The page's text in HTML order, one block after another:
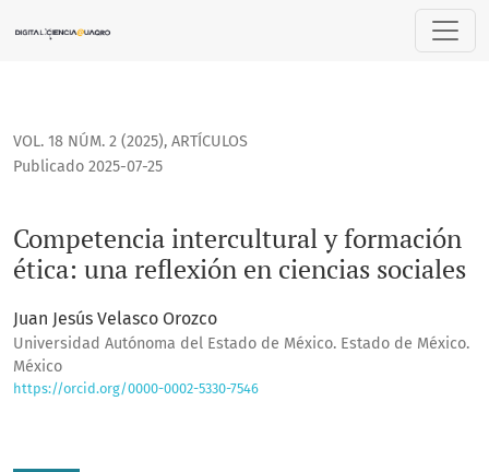
Competencia intercultural y formación ética: una reflexión
VOL. 18 NÚM. 2 (2025), ARTÍCULOS
Competencia intercultural y formación
ética: una reflexión en ciencias sociales
Publicado 2025-07-25
Juan Jesús Velasco Orozco
Universidad Autónoma del Estado de México. Estado de México.
México
https://orcid.org/0000-0002-5330-7546